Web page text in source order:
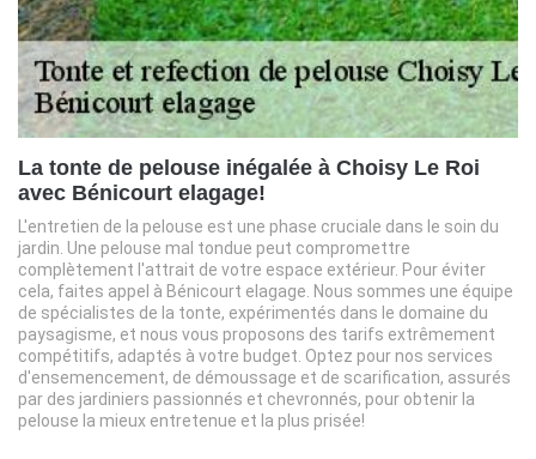
La tonte de pelouse inégalée à Choisy Le Roi
avec Bénicourt elagage!
L'entretien de la pelouse est une phase cruciale dans le soin du
jardin. Une pelouse mal tondue peut compromettre
complètement l'attrait de votre espace extérieur. Pour éviter
cela, faites appel à Bénicourt elagage. Nous sommes une équipe
de spécialistes de la tonte, expérimentés dans le domaine du
paysagisme, et nous vous proposons des tarifs extrêmement
compétitifs, adaptés à votre budget. Optez pour nos services
d'ensemencement, de démoussage et de scarification, assurés
par des jardiniers passionnés et chevronnés, pour obtenir la
pelouse la mieux entretenue et la plus prisée!